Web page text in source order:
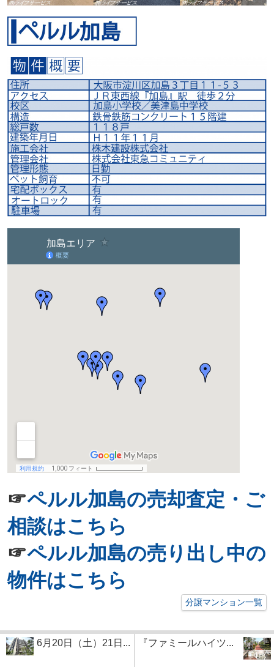
☞ペルル加島の売却査定・ご
相談はこちら
☞ペルル加島の売り出し中の
物件はこちら
分譲マンション一覧
6月20日（土）21日... 『ファミールハイツ...